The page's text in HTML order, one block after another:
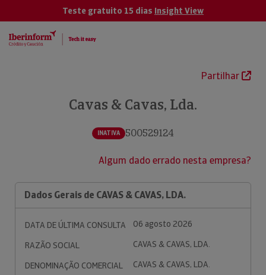
Teste gratuito 15 dias Insight View
Partilhar
Cavas & Cavas, Lda.
INATIVA 500529124
Algum dado errado nesta empresa?
Dados Gerais de CAVAS & CAVAS, LDA.
DATA DE ÚLTIMA CONSULTA
06 agosto 2026
RAZÃO SOCIAL
CAVAS & CAVAS, LDA.
DENOMINAÇÃO COMERCIAL
CAVAS & CAVAS, LDA.